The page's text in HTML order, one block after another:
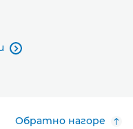

Обратно нагоре